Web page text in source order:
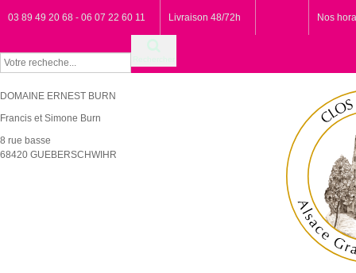
03 89 49 20 68 - 06 07 22 60 11 Livraison 48/72h Nos
Rechercher
DOMAINE ERNEST BURN
Francis et Simone Burn
8 rue basse
68420 GUEBERSCHWIHR